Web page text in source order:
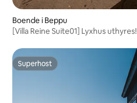
Boende i Beppu
[Villa Reine Suite01] Lyxhus uthyres!
Superhost
Superhost